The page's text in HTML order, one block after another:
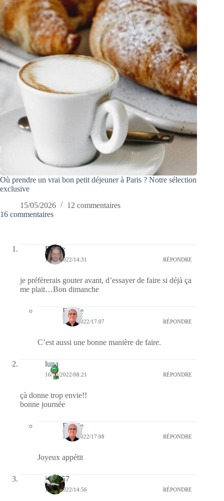
Où prendre un vrai bon petit déjeuner à Paris ? Notre sélection
exclusive
15/05/2026
12 commentaires
16 commentaires
Renée
16/10/2022/14:31 RÉPONDRE
je préfèrerais gouter avant, d’essayer de faire si déjà ça
me plait…Bon dimanche
Bernie
17/10/2022/17:07 RÉPONDRE
C’est aussi une bonne manière de faire.
luna
16/10/2022/08:21 RÉPONDRE
çà donne trop envie!!
bonne journée
Bernie
17/10/2022/17:08 RÉPONDRE
Joyeux appétit
jazzy57
15/10/2022/14:56 RÉPONDRE